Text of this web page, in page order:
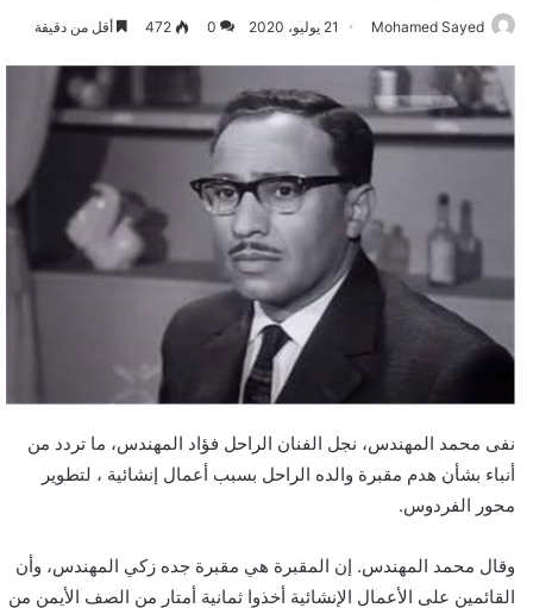
Mohamed Sayed 21 يوليو، 2020 0
472 أقل من دقيقة
نفى محمد المهندس، نجل الفنان الراحل فؤاد المهندس، ما تردد من
أنباء بشأن هدم مقبرة والده الراحل بسبب أعمال إنشائية ، لتطوير
محور الفردوس.
وقال محمد المهندس. إن المقبرة هي مقبرة جده زكي المهندس، وأن
القائمين على الأعمال الإنشائية أخذوا ثمانية أمتار من الصف الأيمن من